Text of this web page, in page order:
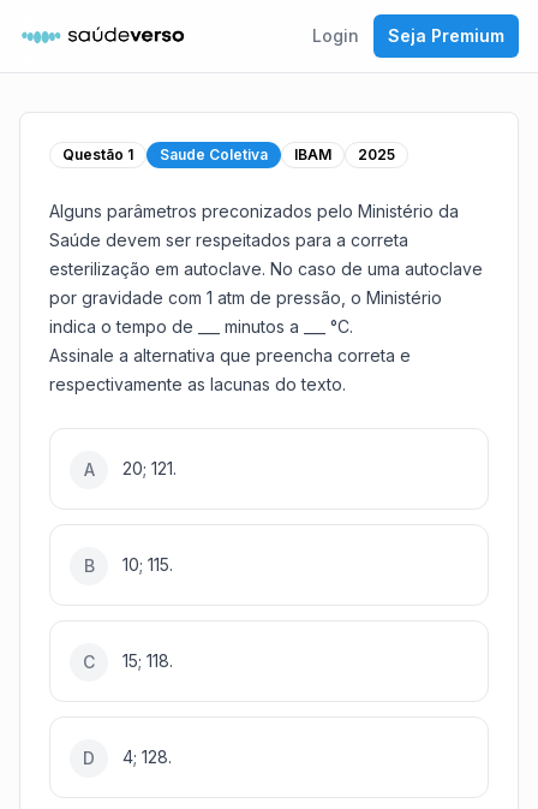
Login Seja Premium
Questão 1 Saude Coletiva IBAM 2025
Alguns parâmetros preconizados pelo Ministério da
Saúde devem ser respeitados para a correta
esterilização em autoclave. No caso de uma autoclave
por gravidade com 1 atm de pressão, o Ministério
indica o tempo de ___ minutos a ___ °C.
Assinale a alternativa que preencha correta e
respectivamente as lacunas do texto.
A 20; 121.
B 10; 115.
C 15; 118.
D 4; 128.